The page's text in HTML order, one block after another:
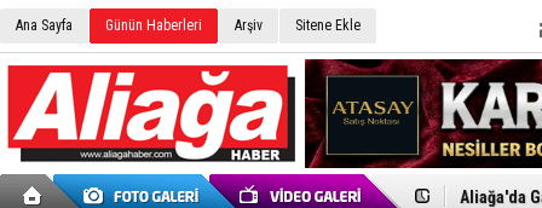
Ana Sayfa Günün Haberleri Arşiv Sitene Ekle
Aliağa'da